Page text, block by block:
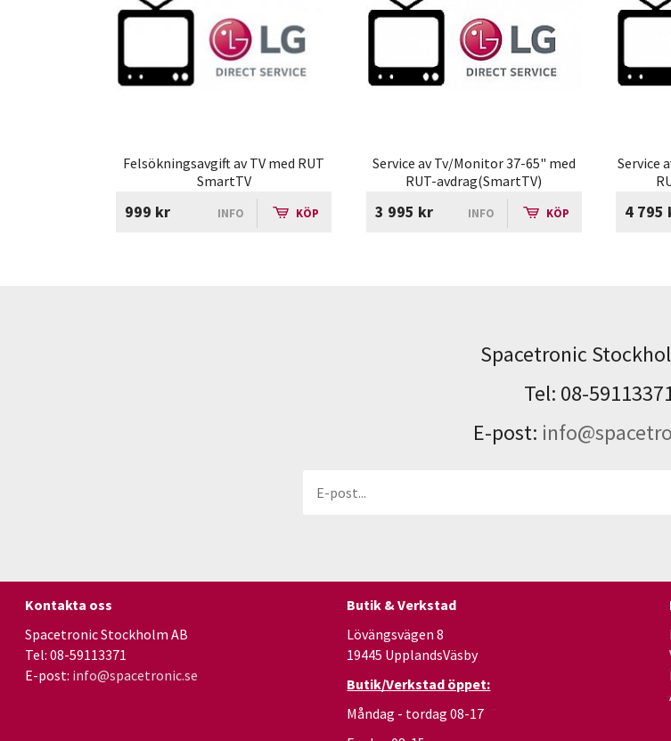
Felsökningsavgift av TV med RUT
SmartTV
999 kr INFO KÖP
Service av Tv/Monitor 37-65" med
RUT-avdrag(SmartTV)
3 995 kr INFO KÖP
Service
4 795
Spacetronic
Tel: 08-
E-post:
Kontakta oss
Spacetronic Stockholm AB
Tel: 08-59113371
E-post: info@spacetronic.se
Butik & Verkstad
Lövängsvägen 8
19445 UpplandsVäsby
Butik/Verkstad öppet:
Måndag - tordag 08-17